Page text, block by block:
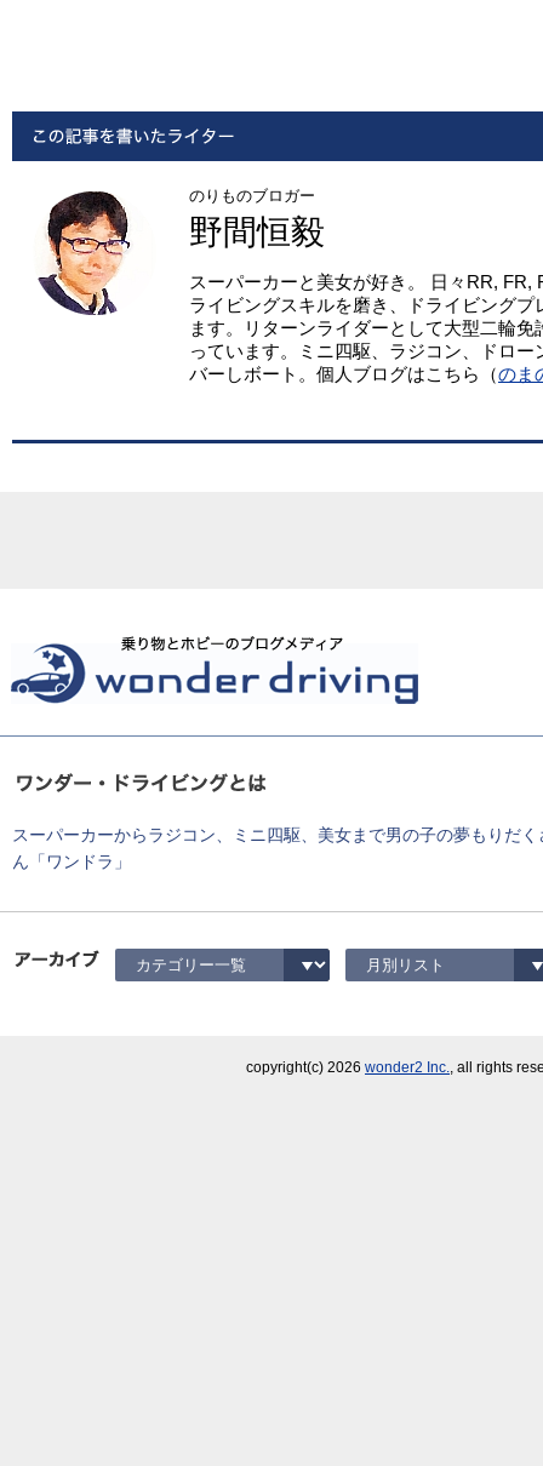
のりものブロガー
野間恒毅
スーパーカーと美女が好き。 日々RR, FR,
ライビングスキルを磨き、ドライビングプ
ます。リターンライダーとして大型二輪
っています。ミニ四駆、ラジコン、ドロ
バーしボート。個人ブログはこちら（のま
スーパーカーからラジコン、ミニ四駆、美女まで男の子の夢もりだく
ん「ワンドラ」
copyright(c) 2026 wonder2 Inc., all rights